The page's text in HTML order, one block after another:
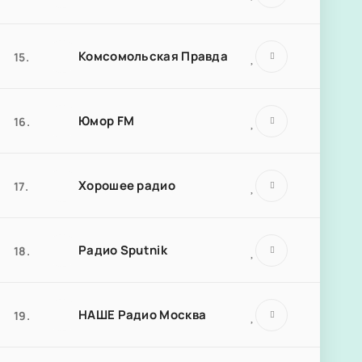
15. Комсомольская Правда
16. Юмор FM
17. Хорошее радио
18. Радио Sputnik
19. НАШЕ Радио Москва